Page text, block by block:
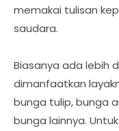
memakai tulisan
saudara.
Biasanya ada lebih
dimanfaatkan
bunga tulip, bunga
bunga lainnya.